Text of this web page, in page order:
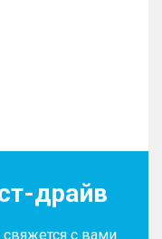
драйв
с вами